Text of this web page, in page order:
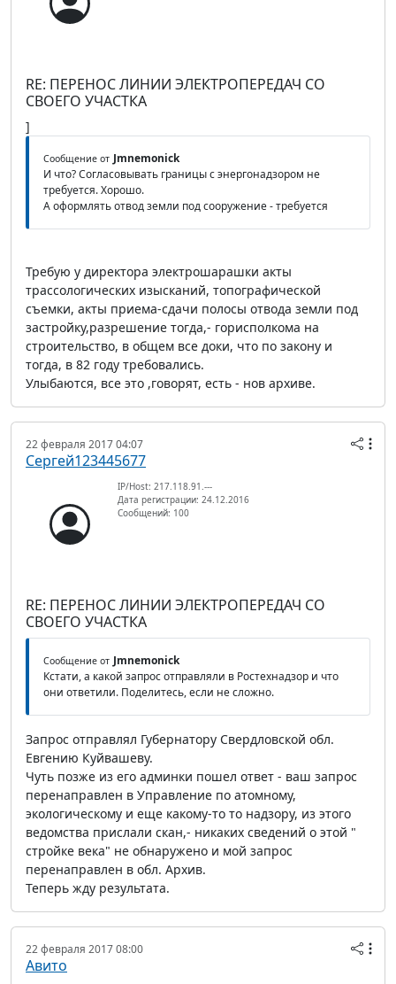
RE: ПЕРЕНОС ЛИНИИ ЭЛЕКТРОПЕРЕДАЧ СО
СВОЕГО УЧАСТКА
]
Сообщение от Jmnemonick
И что? Согласовывать границы с энергонадзором не
требуется. Хорошо.
А оформлять отвод земли под сооружение - требуется
Требую у директора электрошарашки акты
трассологических изысканий, топографической
съемки, акты приема-сдачи полосы отвода земли под
застройку,разрешение тогда,- горисполкома на
строительство, в общем все доки, что по закону и
тогда, в 82 году требовались.
Улыбаются, все это ,говорят, есть - нов архиве.
22 февраля 2017 04:07
Сергей123445677
IP/Host: 217.118.91.---
Дата регистрации: 24.12.2016
Сообщений: 100
RE: ПЕРЕНОС ЛИНИИ ЭЛЕКТРОПЕРЕДАЧ СО
СВОЕГО УЧАСТКА
Сообщение от Jmnemonick
Кстати, а какой запрос отправляли в Ростехнадзор и что
они ответили. Поделитесь, если не сложно.
Запрос отправлял Губернатору Свердловской обл.
Евгению Куйвашеву.
Чуть позже из его админки пошел ответ - ваш запрос
перенаправлен в Управление по атомному,
экологическому и еще какому-то то надзору, из этого
ведомства прислали скан,- никаких сведений о этой "
стройке века" не обнаружено и мой запрос
перенаправлен в обл. Архив.
Теперь жду результата.
22 февраля 2017 08:00
Авито